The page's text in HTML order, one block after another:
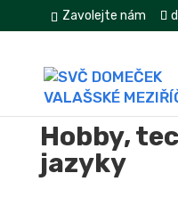
Zavolejte nám
Hobby,
jazyky